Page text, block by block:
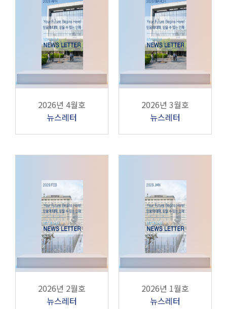
2026년 4월호
뉴스레터
2026년 3월호
뉴스레터
2026년 2월호
뉴스레터
2026년 1월호
뉴스레터